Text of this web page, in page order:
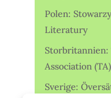
Polen:
Literatury
Storbritannien:
Association (TA)
Sverige: